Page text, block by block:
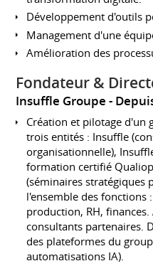
Développement d'outils
Management d'une
Amélioration des
Fondateur &
Insuffle Groupe
Création et pilotage d'un
trois entités : Insuffle
organisationnelle),
formation certifié
(séminaires stratégiques
l'ensemble des fonctions
production, RH,
consultants partenaires.
des plateformes du
automatisations IA).